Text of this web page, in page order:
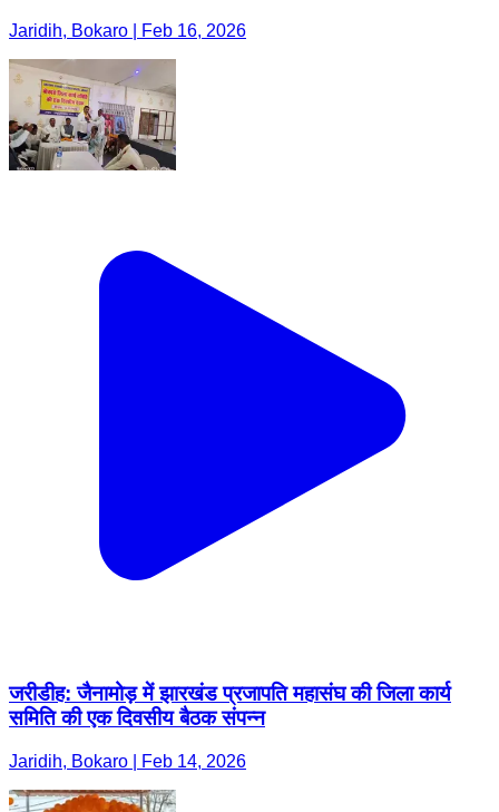
Jaridih, Bokaro | Feb 16, 2026
जरीडीह: जैनामोड़ में झारखंड प्रजापति महासंघ की जिला कार्य
समिति की एक दिवसीय बैठक संपन्न
Jaridih, Bokaro | Feb 14, 2026